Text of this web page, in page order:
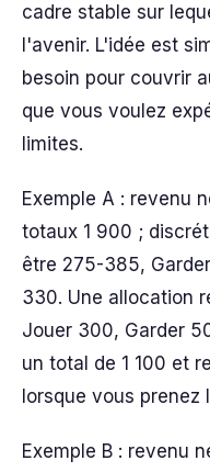
cadre stable sur
l'avenir. L'idée est
besoin pour couvrir
que vous voulez
limites.
Exemple A : revenu
totaux 1 900 ;
être 275-385,
330. Une allocation
Jouer 300, Garder
un total de 1 100 et
lorsque vous prenez
Exemple B : revenu